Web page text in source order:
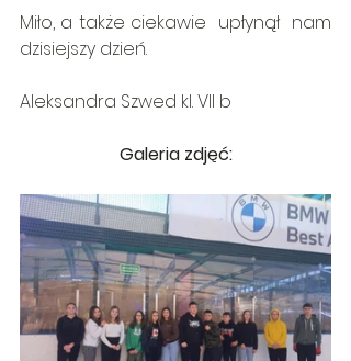
Miło, a także ciekawie  upłynął  nam
dzisiejszy dzień.
Aleksandra Szwed kl. VII b
Galeria zdjęć: